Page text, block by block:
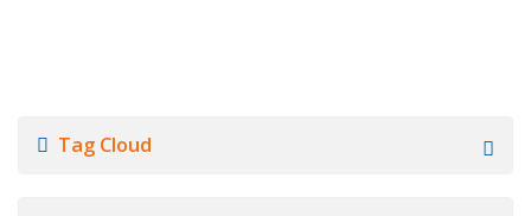
Tag Cloud